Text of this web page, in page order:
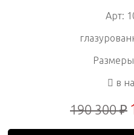
Арт:
в
190 300 ₽